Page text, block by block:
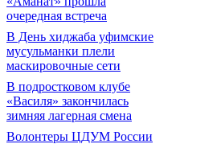
очередная встреча
В День хиджаба уфимские
мусульманки плели
маскировочные сети
В подростковом клубе
«Василя» закончилась
зимняя лагерная смена
Волонтеры ЦДУМ России